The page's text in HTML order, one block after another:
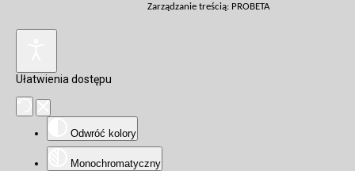
Zarządzanie treścią: PROBETA
Ułatwienia dostępu
Odwróć kolory
Monochromatyczny